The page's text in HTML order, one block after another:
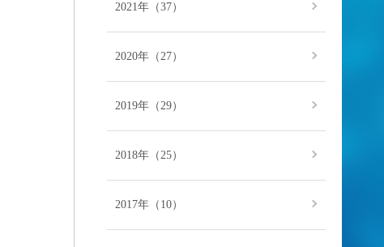
2021年（37）
2020年（27）
2019年（29）
2018年（25）
2017年（10）